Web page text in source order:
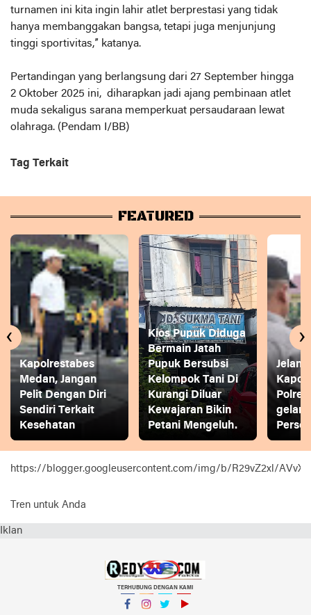
turnamen ini kita ingin lahir atlet berprestasi yang tidak
hanya membanggakan bangsa, tetapi juga menjunjung
tinggi sportivitas,” katanya.
Pertandingan yang berlangsung dari 27 September hingga
2 Oktober 2025 ini, diharapkan jadi ajang pembinaan atlet
muda sekaligus sarana memperkuat persaudaraan lewat
olahraga. (Pendam I/BB)
Tag Terkait
FEATURED
Kapolrestabes
Medan, Jangan
Pelit Dengan Diri
Sendiri Terkait
Kesehatan
Kios Pupuk Diduga
Bermain Jatah
Pupuk Bersubsi
Kelompok Tani Di
Kurangi Diluar
Kewajaran Bikin
Petani Mengeluh.
gelar
‹ ›
https://blogger.googleusercontent.com/img/b/R29vZ2xl/
Tren untuk Anda
Iklan
TERHUBUNG DENGAN KAMI